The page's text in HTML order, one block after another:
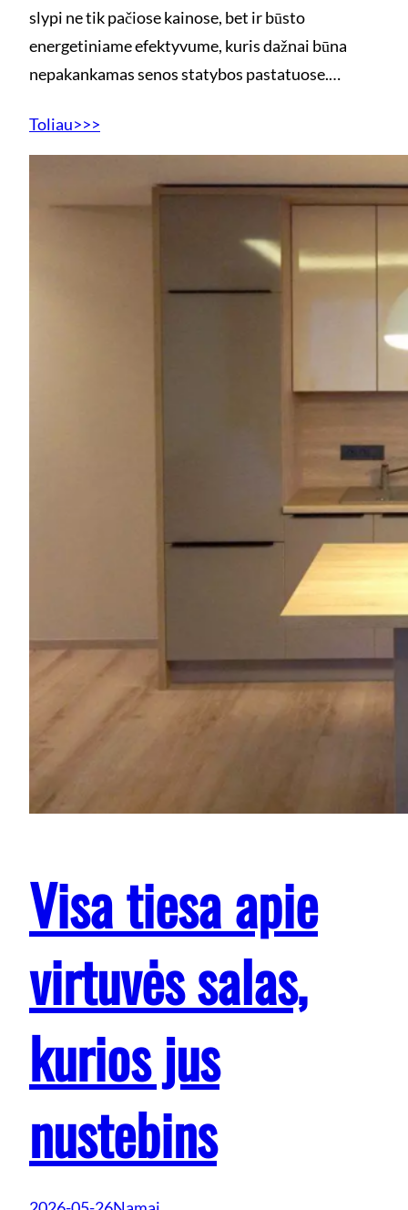
slypi ne tik pačiose kainose, bet ir būsto
energetiniame efektyvume, kuris dažnai būna
nepakankamas senos statybos pastatuose.…
Toliau>>>
Visa tiesa apie
virtuvės salas,
kurios jus
nustebins